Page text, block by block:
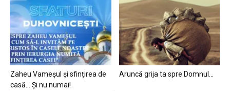
Zaheu Vameșul și sfințirea de
casă… Și nu numai!
Aruncă grija ta spre Domnul…